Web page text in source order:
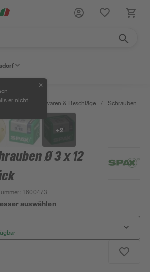
er nicht
✕
/ Eisenwaren & Beschläge / Schrauben
+2
Ø 3 x 12
: 1600473
auswählen